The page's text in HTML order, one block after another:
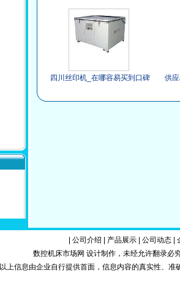
四川丝印机_在哪容易买到口碑
供
公司介绍 产品展示| 公司动态|
数控机床市场网 设计制作，未经允许翻录必
以上信息由企业自行提供首面，信息内容的真实性、